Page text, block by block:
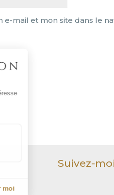
e-mail et mon site dans le
Suivez-